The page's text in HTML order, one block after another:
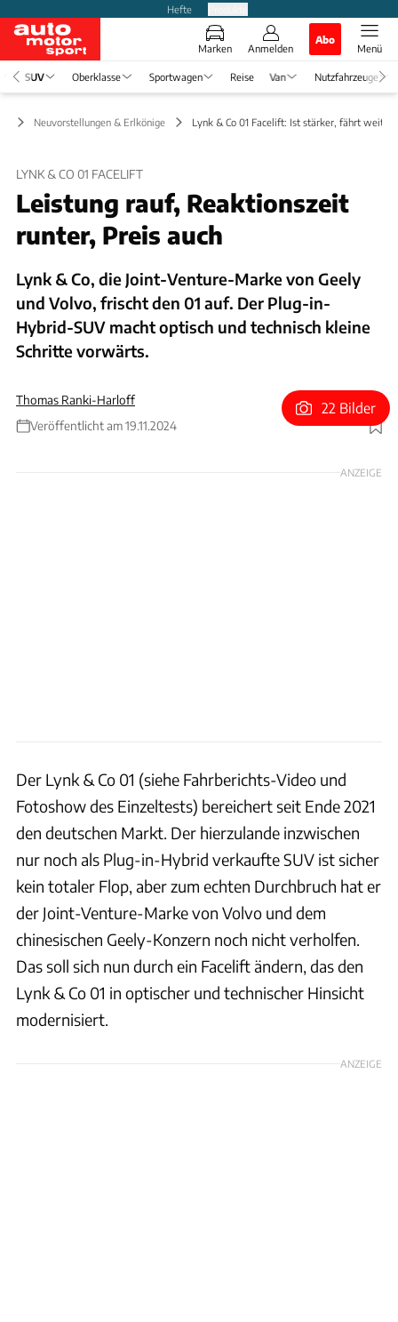
Hefte
Marken Anmelden
Abo
Menü
SUV Oberklasse Sportwagen Reise Van Nutzfahrzeuge
Neuvorstellungen & Erlkönige Lynk & Co 01 Facelift: Ist stärker, fährt
LYNK & CO 01 FACELIFT
Leistung rauf, Reaktionszeit
runter, Preis auch
Lynk & Co, die Joint-Venture-Marke von Geely
und Volvo, frischt den 01 auf. Der Plug-in-
Hybrid-SUV macht optisch und technisch kleine
Schritte vorwärts.
Thomas Ranki-Harloff
Veröffentlicht am 19.11.2024
Foto: Lynk & Co
22 Bilder
ANZEIGE
Der Lynk & Co 01 (siehe Fahrberichts-Video und
Fotoshow des Einzeltests) bereichert seit Ende 2021
den deutschen Markt. Der hierzulande inzwischen
nur noch als Plug-in-Hybrid verkaufte SUV ist sicher
kein totaler Flop, aber zum echten Durchbruch hat er
der Joint-Venture-Marke von Volvo und dem
chinesischen Geely-Konzern noch nicht verholfen.
Das soll sich nun durch ein Facelift ändern, das den
Lynk & Co 01 in optischer und technischer Hinsicht
modernisiert.
ANZEIGE